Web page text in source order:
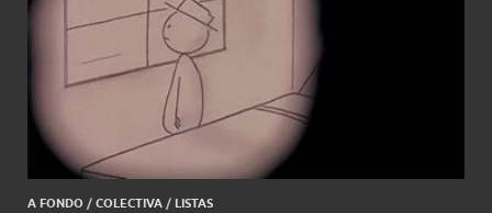
A FONDO / COLECTIVA / LISTAS